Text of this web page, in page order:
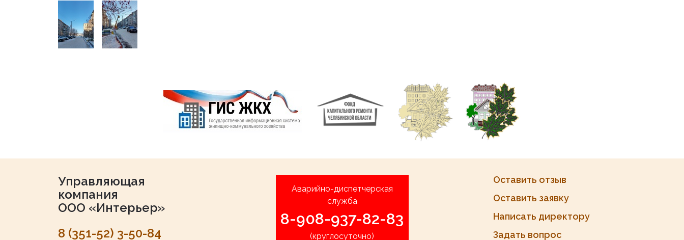
Управляющая
компания
ООО «Интерьер»
8 (351-52) 3-50-84
Аварийно-диспетчерская
служба
8-908-937-82-83
(круглосуточно)
Оставить отзыв
Оставить заявку
Написать директору
Задать вопрос